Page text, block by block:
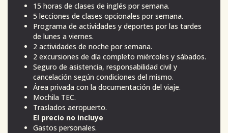
15 horas de clases de inglés por semana.
5 lecciones de clases opcionales por semana.
Programa de actividades y deportes por las tardes
de lunes a viernes.
2 actividades de noche por semana.
2 excursiones de día completo miércoles y sábados.
Seguro de asistencia, responsabilidad civil y
cancelación según condiciones del mismo.
Área privada con la documentación del viaje.
Mochila TEC.
Traslados aeropuerto.
El precio no incluye
Gastos personales.